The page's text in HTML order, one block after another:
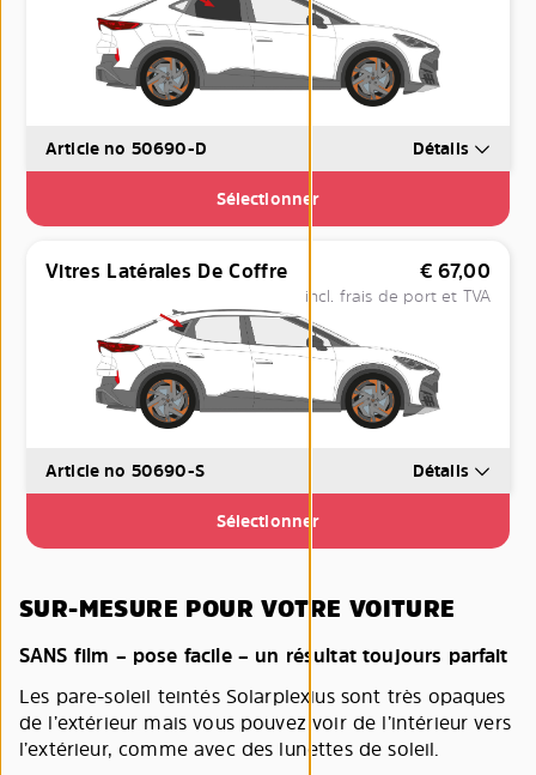
Article no 50690-D Détails
Sélectionner
Vitres Latérales De Coffre € 67,00
incl. frais de port et TVA
Article no 50690-S Détails
Sélectionner
SUR-MESURE POUR VOTRE VOITURE
SANS film – pose facile – un résultat toujours parfait
Les pare-soleil teintés Solarplexius sont très opaques
de l’extérieur mais vous pouvez voir de l’intérieur vers
l’extérieur, comme avec des lunettes de soleil.